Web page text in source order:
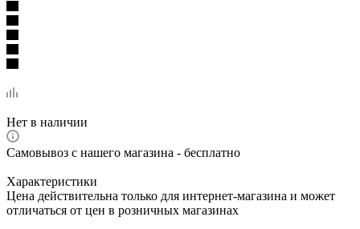
Нет в наличии
Самовывоз с нашего магазина - бесплатно
Характеристики
Цена действительна только для интернет-магазина и может
отличаться от цен в розничных магазинах